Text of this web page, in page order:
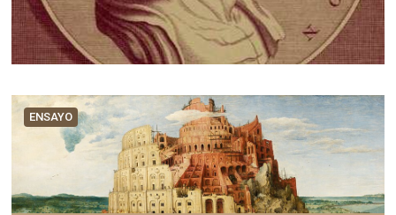
ENSAYO